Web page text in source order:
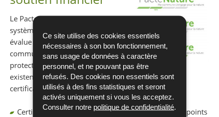
Ce site utilise des cookies essentiels
nécessaires à son bon fonctionnement,
sans usage de données à caractère
personnel, et ne pouvant pas être
refusés. Des cookies non essentiels sont
utilisés à des fins statistiques et seront
activés uniquement si vous les acceptez.
Consulter notre politique de confidentialité
Le Pacte Nature prévoit un
système de certification qui
évalue les progrès des
communes en matière de
protection de la nature. Ils
existent quatre niveaux de
certification :
Certification de base: à partir de 40 % du total des points